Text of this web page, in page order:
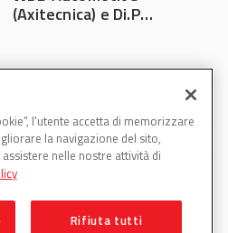
(Axitecnica) e Di.Pa.
l'utente accetta di memorizzare
la navigazione del sito,
nelle nostre attività di
Rifiuta tutti